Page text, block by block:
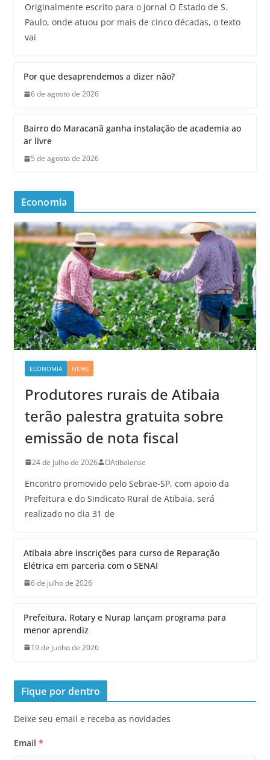
Originalmente escrito para o jornal O Estado de S.
Paulo, onde atuou por mais de cinco décadas, o texto
vai
Por que desaprendemos a dizer não?
6 de agosto de 2026
Bairro do Maracanã ganha instalação de academia ao
ar livre
5 de agosto de 2026
Economia
ECONOMIA NEWS
Produtores rurais de Atibaia
terão palestra gratuita sobre
emissão de nota fiscal
24 de julho de 2026 OAtibaiense
Encontro promovido pelo Sebrae-SP, com apoio da
Prefeitura e do Sindicato Rural de Atibaia, será
realizado no dia 31 de
Atibaia abre inscrições para curso de Reparação
Elétrica em parceria com o SENAI
6 de julho de 2026
Prefeitura, Rotary e Nurap lançam programa para
menor aprendiz
19 de junho de 2026
Fique por dentro
Deixe seu email e receba as novidades
Email *